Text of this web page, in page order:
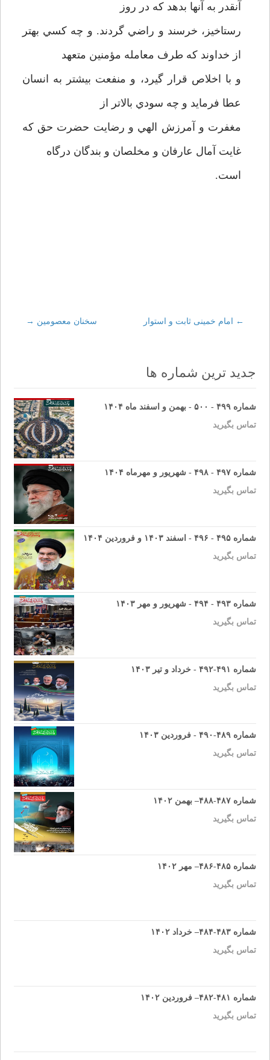
آنقدر به آنها بدهد که در روز
رستاخيز، خرسند و راضي گردند. و چه کسي بهتر
از خداوند که طرف معامله مؤمنين متعهد
و با اخلاص قرار گيرد، و منفعت بيشتر به انسان
عطا فرمايد و چه سودي بالاتر از
مغفرت و آمرزش الهي و رضايت حضرت حق که
غايت آمال عارفان و مخلصان و بندگان درگاه
است.
Post
navigation
← امام خمینی ثابت و استوار سخنان معصومين →
جدید ترین شماره ها
شماره ۴۹۹ - ۵۰۰ - بهمن و اسفند ماه ۱۴۰۴
تماس بگیرید
شماره ۴۹۷ - ۴۹۸ - شهریور و مهرماه ۱۴۰۴
تماس بگیرید
شماره ۴۹۵ - ۴۹۶ - اسفند ۱۴۰۳ و فروردین ۱۴۰۴
تماس بگیرید
شماره ۴۹۳ - ۴۹۴ - شهریور و مهر ۱۴۰۳
تماس بگیرید
شماره ۴۹۱-۴۹۲ - خرداد و تیر ۱۴۰۳
تماس بگیرید
شماره ۴۸۹-۴۹۰ - فروردین ۱۴۰۳
تماس بگیرید
شماره ۴۸۷-۴۸۸– بهمن ۱۴۰۲
تماس بگیرید
شماره ۴۸۵-۴۸۶– مهر ۱۴۰۲
تماس بگیرید
شماره ۴۸۳-۴۸۴– خرداد ۱۴۰۲
تماس بگیرید
شماره ۴۸۱-۴۸۲– فروردین ۱۴۰۲
تماس بگیرید